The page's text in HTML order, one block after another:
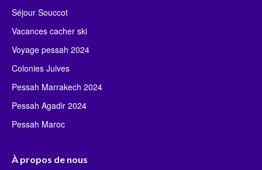
Séjour Souccot
Vacances cacher ski
Voyage pessah 2024
Colonies Juives
Pessah Marrakech 2024
Pessah Agadir 2024
Pessah Maroc
À propos de nous